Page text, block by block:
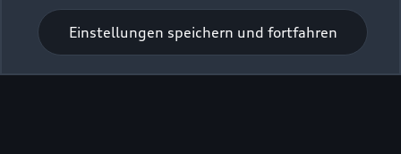
Einstellungen speichern und fortfahren
Elektromodelle
Plug-in-Hybride
Neuwagensuche
Gebrauchtwagensuche
Service & Zubehör